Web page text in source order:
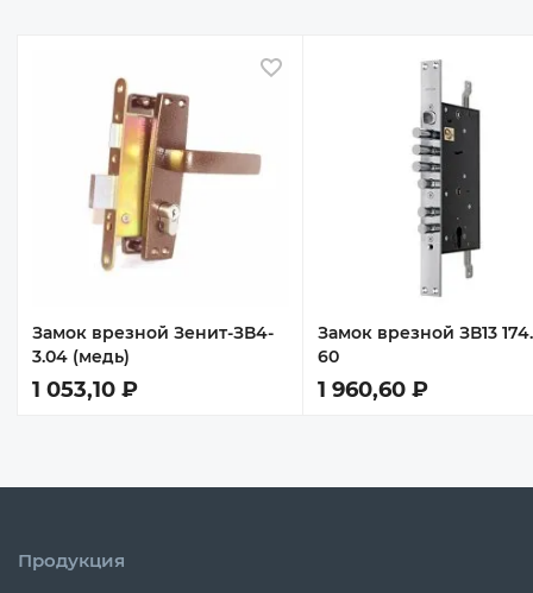
Замок врезной Зенит-ЗВ4-
3.04 (медь)
1 053,10 ₽
В избранное
Замок врезной ЗВ13
60
1 960,60 ₽
Продукция